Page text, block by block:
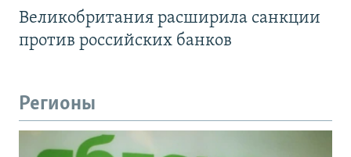
Великобритания расширила санкции
против российских банков
Регионы